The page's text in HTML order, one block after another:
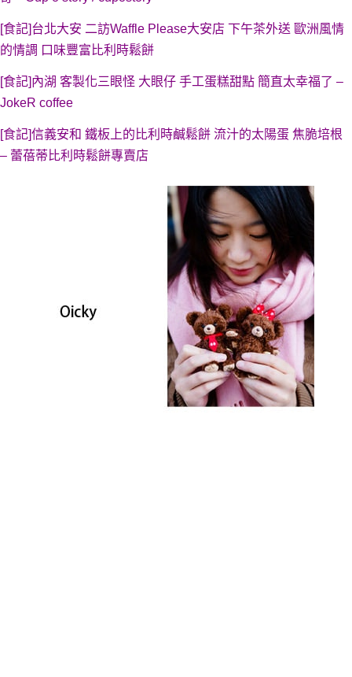
[食記]台北大安 二訪Waffle Please大安店 下午茶外送 歐洲風情
的情調 口味豐富比利時鬆餅
[食記]內湖 客製化三眼怪 大眼仔 手工蛋糕甜點 簡直太幸福了 –
JokeR coffee
[食記]信義安和 鐵板上的比利時鹹鬆餅 流汁的太陽蛋 焦脆培根
– 蕾蓓蒂比利時鬆餅專賣店